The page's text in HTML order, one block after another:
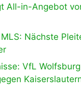
All-in-Angebot
Nächste
VfL